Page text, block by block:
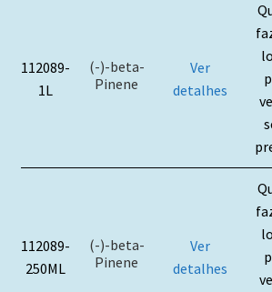
112089-
1L
(-)-beta-
Pinene
Ver
detalhes
112089-
250ML
(-)-beta-
Pinene
Ver
detalhes